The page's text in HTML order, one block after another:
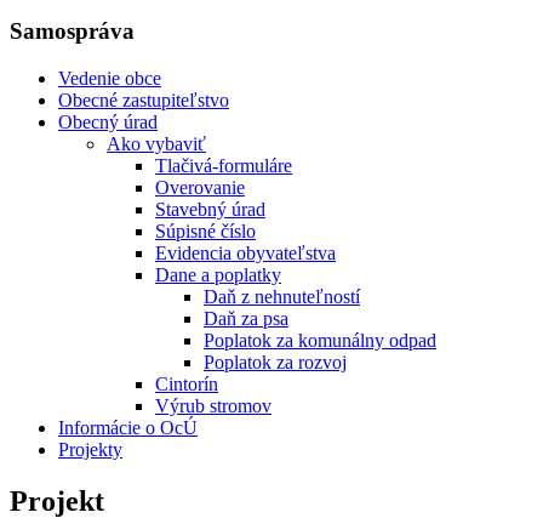
Samospráva
Vedenie obce
Obecné zastupiteľstvo
Obecný úrad
Ako vybaviť
Tlačivá-formuláre
Overovanie
Stavebný úrad
Súpisné číslo
Evidencia obyvateľstva
Dane a poplatky
Daň z nehnuteľností
Daň za psa
Poplatok za komunálny odpad
Poplatok za rozvoj
Cintorín
Výrub stromov
Informácie o OcÚ
Projekty
Projekt